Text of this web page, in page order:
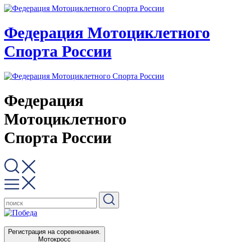
Федерация Мотоциклетного
Спорта России
Федерация
Мотоциклетного
Спорта России
Регистрация на соревнования.
Мотокросс